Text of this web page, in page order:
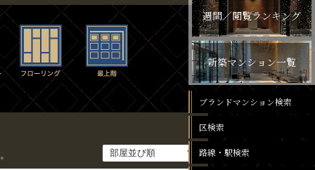
週間／閲覧ランキング
新築マンション一覧
ブランドマンション検索
区検索
路線・駅検索